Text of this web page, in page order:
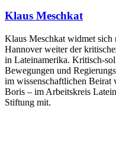
Klaus Meschkat
Klaus Meschkat widmet sich
Hannover weiter der
in Lateinamerika. Kritisch-
Bewegungen und
im wissenschaftlichen Beirat
Boris – im Arbeitskreis
Stiftung mit.